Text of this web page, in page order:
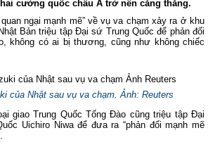
cường quốc châu Á trở nên căng thẳng.
ngại mạnh mẽ” về vụ va chạm xảy ra ở khu
Bản triệu tập Đại sứ Trung Quốc để phản đối
không có ai bị thương, cũng như không chiếc
của Nhật sau vụ va chạm.Ảnh: Reuters
giao Trung Quốc Tống Đào cũng triệu tập Đại
Uichiro Niwa để đưa ra “phản đối mạnh mẽ